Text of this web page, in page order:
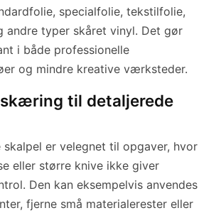
specialfolie, tekstilfolie,
andre typer skåret vinyl. Det gør
i både professionelle
og mindre kreative værksteder.
til detaljerede
skalpel er velegnet til opgaver, hvor
eller større knive ikke giver
Den kan eksempelvis anvendes
fjerne små materialerester eller